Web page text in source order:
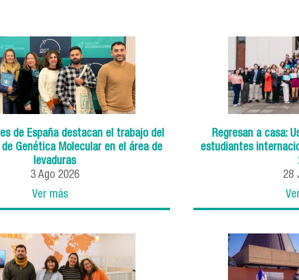
de España destacan el trabajo del
Genética Molecular en el área de
levaduras
3 Ago 2026
Ver más
Regresan a casa:
estudiantes
28